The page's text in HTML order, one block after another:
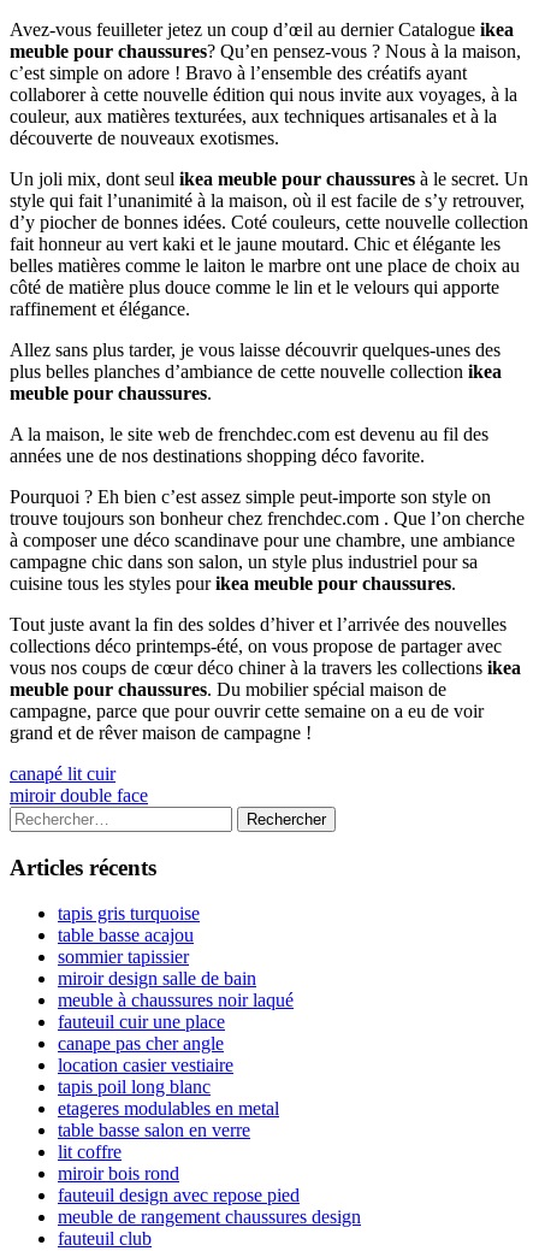
Avez-vous feuilleter jetez un coup d’œil au dernier Catalogue ikea
meuble pour chaussures? Qu’en pensez-vous ? Nous à la maison,
c’est simple on adore ! Bravo à l’ensemble des créatifs ayant
collaborer à cette nouvelle édition qui nous invite aux voyages, à la
couleur, aux matières texturées, aux techniques artisanales et à la
découverte de nouveaux exotismes.
Un joli mix, dont seul ikea meuble pour chaussures à le secret. Un
style qui fait l’unanimité à la maison, où il est facile de s’y retrouver,
d’y piocher de bonnes idées. Coté couleurs, cette nouvelle collection
fait honneur au vert kaki et le jaune moutard. Chic et élégante les
belles matières comme le laiton le marbre ont une place de choix au
côté de matière plus douce comme le lin et le velours qui apporte
raffinement et élégance.
Allez sans plus tarder, je vous laisse découvrir quelques-unes des
plus belles planches d’ambiance de cette nouvelle collection ikea
meuble pour chaussures.
A la maison, le site web de frenchdec.com est devenu au fil des
années une de nos destinations shopping déco favorite.
Pourquoi ? Eh bien c’est assez simple peut-importe son style on
trouve toujours son bonheur chez frenchdec.com . Que l’on cherche
à composer une déco scandinave pour une chambre, une ambiance
campagne chic dans son salon, un style plus industriel pour sa
cuisine tous les styles pourikea meuble pour chaussures.
Tout juste avant la fin des soldes d’hiver et l’arrivée des nouvelles
collections déco printemps-été, on vous propose de partager avec
vous nos coups de cœur déco chiner à la travers les collections ikea
meuble pour chaussures. Du mobilier spécial maison de
campagne, parce que pour ouvrir cette semaine on a eu de voir
grand et de rêver maison de campagne !
Navigation
de
l’article
Previous
article:
canapé lit cuir
Next
article:
miroir double face
Colonne
latérale
principale
Rechercher :
Articles récents
tapis gris turquoise
table basse acajou
sommier tapissier
miroir design salle de bain
meuble à chaussures noir laqué
fauteuil cuir une place
canape pas cher angle
location casier vestiaire
tapis poil long blanc
etageres modulables en metal
table basse salon en verre
lit coffre
miroir bois rond
fauteuil design avec repose pied
meuble de rangement chaussures design
fauteuil club